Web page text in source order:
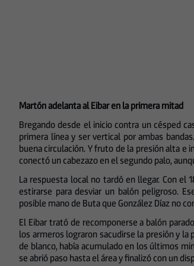
Martón adelanta al Eibar en la primera mitad
Bregando desde el inicio contra un césped
primera línea y ser vertical por ambas
buena circulación. Y fruto de la presión alta
conectó un cabezazo en el segundo palo,
La respuesta local no tardó en llegar. Con el
estirarse para desviar un balón peligroso.
posible mano de Buta que González Díaz no
El Eibar trató de recomponerse a balón
los armeros lograron sacudirse la presión y
de blanco, había acumulado en los últimos
se abrió paso hasta el área y finalizó con un